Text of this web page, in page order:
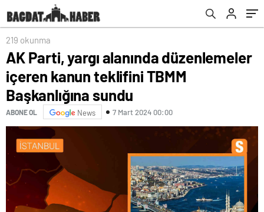
219 okunma
AK Parti, yargı alanında düzenlemeler
içeren kanun teklifini TBMM
Başkanlığına sundu
ABONE OL News 7 Mart 2024 00:00